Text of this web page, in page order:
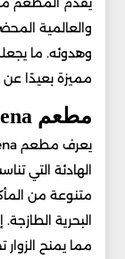
والعالمية
وهدوئه. ما
مميزة بعيدًا
مطعم Malena
الهادئة التي
متنوعة من
البحرية
مما يمنح